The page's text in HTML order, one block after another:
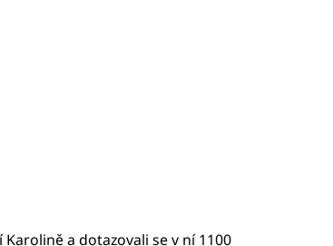
a dotazovali se v ní 1100